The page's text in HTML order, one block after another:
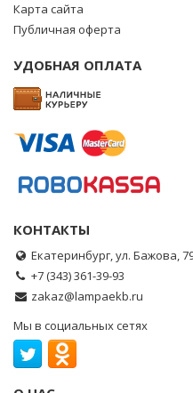
Карта сайта
Публичная оферта
УДОБНАЯ ОПЛАТА
КОНТАКТЫ
Екатеринбург, ул. Бажова,
+7 (343) 361-39-93
zakaz@lampaekb.ru
Мы в социальных сетях